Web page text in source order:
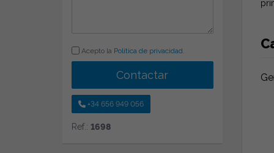
Acepto la Política de privacidad.
Contactar
+34 656 949 056
Ref.: 1698